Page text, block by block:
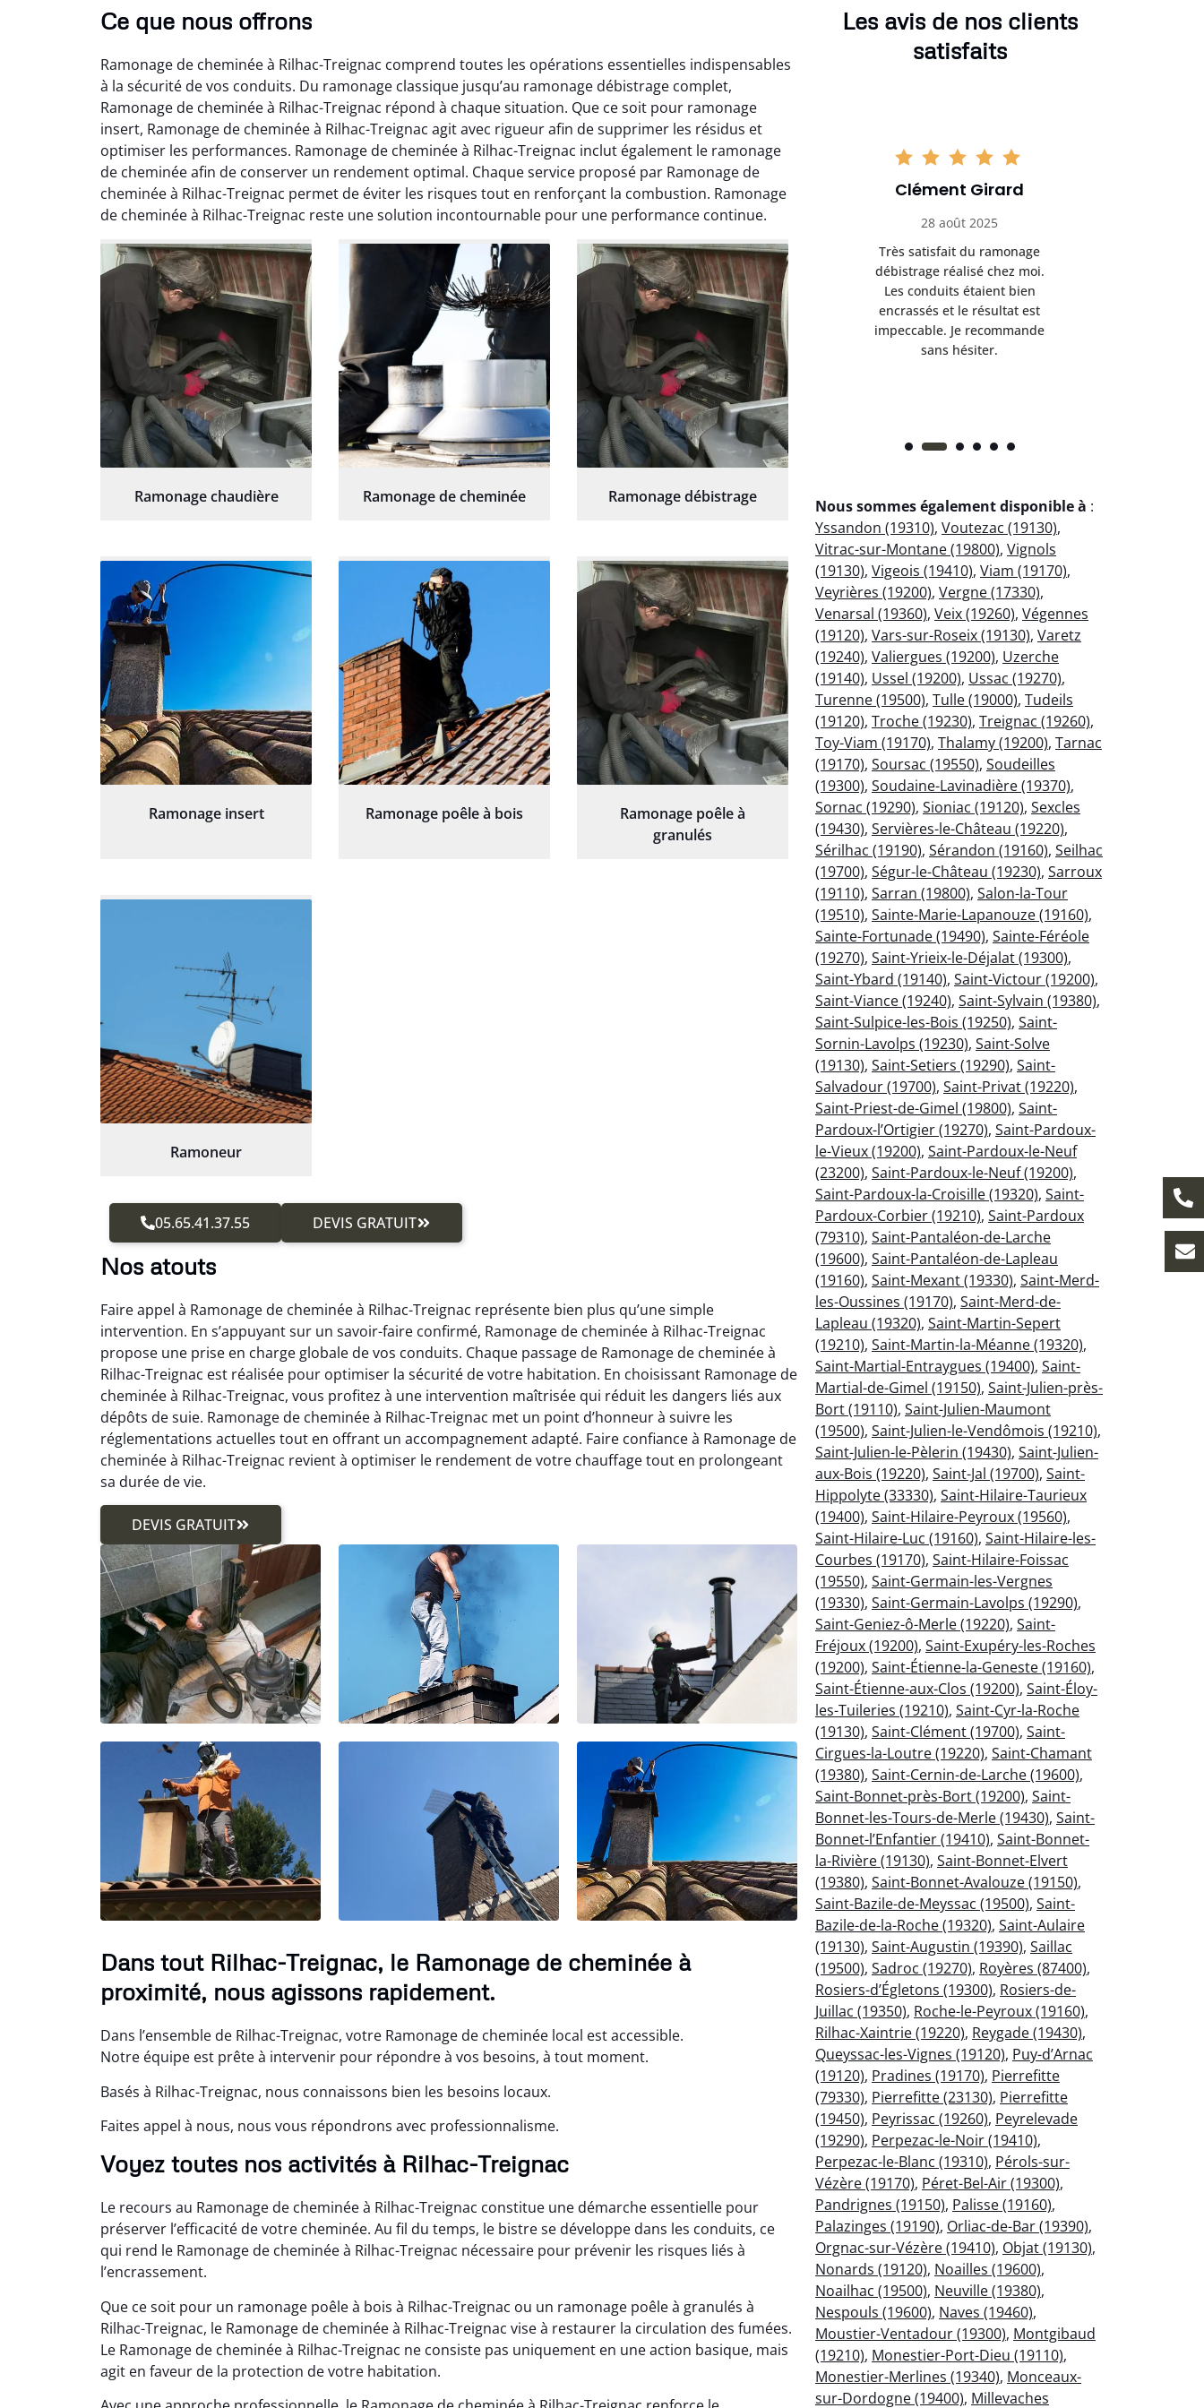
Ce que nous offrons
Ramonage de cheminée à Rilhac-Treignac comprend toutes les opérations essentielles indispensables
à la sécurité de vos conduits. Du ramonage classique jusqu’au ramonage débistrage complet,
Ramonage de cheminée à Rilhac-Treignac répond à chaque situation. Que ce soit pour ramonage
insert, Ramonage de cheminée à Rilhac-Treignac agit avec rigueur afin de supprimer les résidus et
optimiser les performances. Ramonage de cheminée à Rilhac-Treignac inclut également le ramonage
de cheminée afin de conserver un rendement optimal. Chaque service proposé par Ramonage de
cheminée à Rilhac-Treignac permet de éviter les risques tout en renforçant la combustion. Ramonage
de cheminée à Rilhac-Treignac reste une solution incontournable pour une performance continue.
Ramonage chaudière Ramonage de cheminée Ramonage débistrage
Ramonage insert Ramonage poêle à bois
Ramonage poêle à
granulés
Ramoneur
05.65.41.37.55 DEVIS GRATUIT
Nos atouts
Faire appel à Ramonage de cheminée à Rilhac-Treignac représente bien plus qu’une simple
intervention. En s’appuyant sur un savoir-faire confirmé, Ramonage de cheminée à Rilhac-Treignac
propose une prise en charge globale de vos conduits. Chaque passage de Ramonage de cheminée à
Rilhac-Treignac est réalisée pour optimiser la sécurité de votre habitation. En choisissant Ramonage de
cheminée à Rilhac-Treignac, vous profitez à une intervention maîtrisée qui réduit les dangers liés aux
dépôts de suie. Ramonage de cheminée à Rilhac-Treignac met un point d’honneur à suivre les
réglementations actuelles tout en offrant un accompagnement adapté. Faire confiance à Ramonage de
cheminée à Rilhac-Treignac revient à optimiser le rendement de votre chauffage tout en prolongeant
sa durée de vie.
DEVIS GRATUIT
Dans tout Rilhac-Treignac, le Ramonage de cheminée à
proximité, nous agissons rapidement.
Dans l’ensemble de Rilhac-Treignac, votre Ramonage de cheminée local est accessible.
Notre équipe est prête à intervenir pour répondre à vos besoins, à tout moment.
Basés à Rilhac-Treignac, nous connaissons bien les besoins locaux.
Faites appel à nous, nous vous répondrons avec professionnalisme.
Voyez toutes nos activités à Rilhac-Treignac
Le recours au Ramonage de cheminée à Rilhac-Treignac constitue une démarche essentielle pour
préserver l’efficacité de votre cheminée. Au fil du temps, le bistre se développe dans les conduits, ce
qui rend le Ramonage de cheminée à Rilhac-Treignac nécessaire pour prévenir les risques liés à
l’encrassement.
Que ce soit pour un ramonage poêle à bois à Rilhac-Treignac ou un ramonage poêle à granulés à
Rilhac-Treignac, le Ramonage de cheminée à Rilhac-Treignac vise à restaurer la circulation des fumées.
Le Ramonage de cheminée à Rilhac-Treignac ne consiste pas uniquement en une action basique, mais
agit en faveur de la protection de votre habitation.
Les avis de nos clients
satisfaits
Nicolas Perrin
22 janvier 2026
Intervention rapide et très
propre pour le ramonage
débistrage. On sent tout de
suite la différence au niveau
du tirage. Très satisfait.
Yannick Morel
12 juillet 2025
Intervention très efficace
pour le ramonage débistrage
de ma cheminée. Le tirage
est nettement meilleur et
plus aucune odeur. Travail
propre et rapide.
Clément Girard
28 août 2025
Très satisfait du ramonage
débistrage réalisé chez moi.
Les conduits étaient bien
encrassés et le résultat est
impeccable. Je recommande
sans hésiter.
Nous sommes également disponible à :
Yssandon (19310), Voutezac (19130),
Vitrac-sur-Montane (19800), Vignols
(19130), Vigeois (19410), Viam (19170),
Veyrières (19200), Vergne (17330),
Venarsal (19360), Veix (19260), Végennes
(19120), Vars-sur-Roseix (19130), Varetz
(19240), Valiergues (19200), Uzerche
(19140), Ussel (19200), Ussac (19270),
Turenne (19500), Tulle (19000), Tudeils
(19120), Troche (19230), Treignac (19260),
Toy-Viam (19170), Thalamy (19200), Tarnac
(19170), Soursac (19550), Soudeilles
(19300), Soudaine-Lavinadière (19370),
Sornac (19290), Sioniac (19120), Sexcles
(19430), Servières-le-Château (19220),
Sérilhac (19190), Sérandon (19160), Seilhac
(19700), Ségur-le-Château (19230), Sarroux
(19110), Sarran (19800), Salon-la-Tour
(19510), Sainte-Marie-Lapanouze (19160),
Sainte-Fortunade (19490), Sainte-Féréole
(19270), Saint-Yrieix-le-Déjalat (19300),
Saint-Ybard (19140), Saint-Victour (19200),
Saint-Viance (19240), Saint-Sylvain (19380),
Saint-Sulpice-les-Bois (19250), Saint-
Sornin-Lavolps (19230), Saint-Solve
(19130), Saint-Setiers (19290), Saint-
Salvadour (19700), Saint-Privat (19220),
Saint-Priest-de-Gimel (19800), Saint-
Pardoux-l’Ortigier (19270), Saint-Pardoux-
le-Vieux (19200), Saint-Pardoux-le-Neuf
(23200), Saint-Pardoux-le-Neuf (19200),
Saint-Pardoux-la-Croisille (19320), Saint-
Pardoux-Corbier (19210), Saint-Pardoux
(79310), Saint-Pantaléon-de-Larche
(19600), Saint-Pantaléon-de-Lapleau
(19160), Saint-Mexant (19330), Saint-Merd-
les-Oussines (19170), Saint-Merd-de-
Lapleau (19320), Saint-Martin-Sepert
(19210), Saint-Martin-la-Méanne (19320),
Saint-Martial-Entraygues (19400), Saint-
Martial-de-Gimel (19150), Saint-Julien-près-
Bort (19110), Saint-Julien-Maumont
(19500), Saint-Julien-le-Vendômois (19210),
Saint-Julien-le-Pèlerin (19430), Saint-Julien-
aux-Bois (19220), Saint-Jal (19700), Saint-
Hippolyte (33330), Saint-Hilaire-Taurieux
(19400), Saint-Hilaire-Peyroux (19560),
Saint-Hilaire-Luc (19160), Saint-Hilaire-les-
Courbes (19170), Saint-Hilaire-Foissac
(19550), Saint-Germain-les-Vergnes
(19330), Saint-Germain-Lavolps (19290),
Saint-Geniez-ô-Merle (19220), Saint-
Fréjoux (19200), Saint-Exupéry-les-Roches
(19200), Saint-Étienne-la-Geneste (19160),
Saint-Étienne-aux-Clos (19200), Saint-Éloy-
les-Tuileries (19210), Saint-Cyr-la-Roche
(19130), Saint-Clément (19700), Saint-
Cirgues-la-Loutre (19220), Saint-Chamant
(19380), Saint-Cernin-de-Larche (19600),
Saint-Bonnet-près-Bort (19200), Saint-
Bonnet-les-Tours-de-Merle (19430), Saint-
Bonnet-l’Enfantier (19410), Saint-Bonnet-
la-Rivière (19130), Saint-Bonnet-Elvert
(19380), Saint-Bonnet-Avalouze (19150),
Saint-Bazile-de-Meyssac (19500), Saint-
Bazile-de-la-Roche (19320), Saint-Aulaire
(19130), Saint-Augustin (19390), Saillac
(19500), Sadroc (19270), Royères (87400),
Rosiers-d’Égletons (19300), Rosiers-de-
Juillac (19350), Roche-le-Peyroux (19160),
Rilhac-Xaintrie (19220), Reygade (19430),
Queyssac-les-Vignes (19120), Puy-d’Arnac
(19120), Pradines (19170), Pierrefitte
(79330), Pierrefitte (23130), Pierrefitte
(19450), Peyrissac (19260), Peyrelevade
(19290), Perpezac-le-Noir (19410),
Perpezac-le-Blanc (19310), Pérols-sur-
Vézère (19170), Péret-Bel-Air (19300),
Pandrignes (19150), Palisse (19160),
Palazinges (19190), Orliac-de-Bar (19390),
Orgnac-sur-Vézère (19410), Objat (19130),
Nonards (19120), Noailles (19600),
Noailhac (19500), Neuville (19380),
Nespouls (19600), Naves (19460),
Moustier-Ventadour (19300), Montgibaud
(19210), Monestier-Port-Dieu (19110),
Monestier-Merlines (19340), Monceaux-
sur-Dordogne (19400), Millevaches